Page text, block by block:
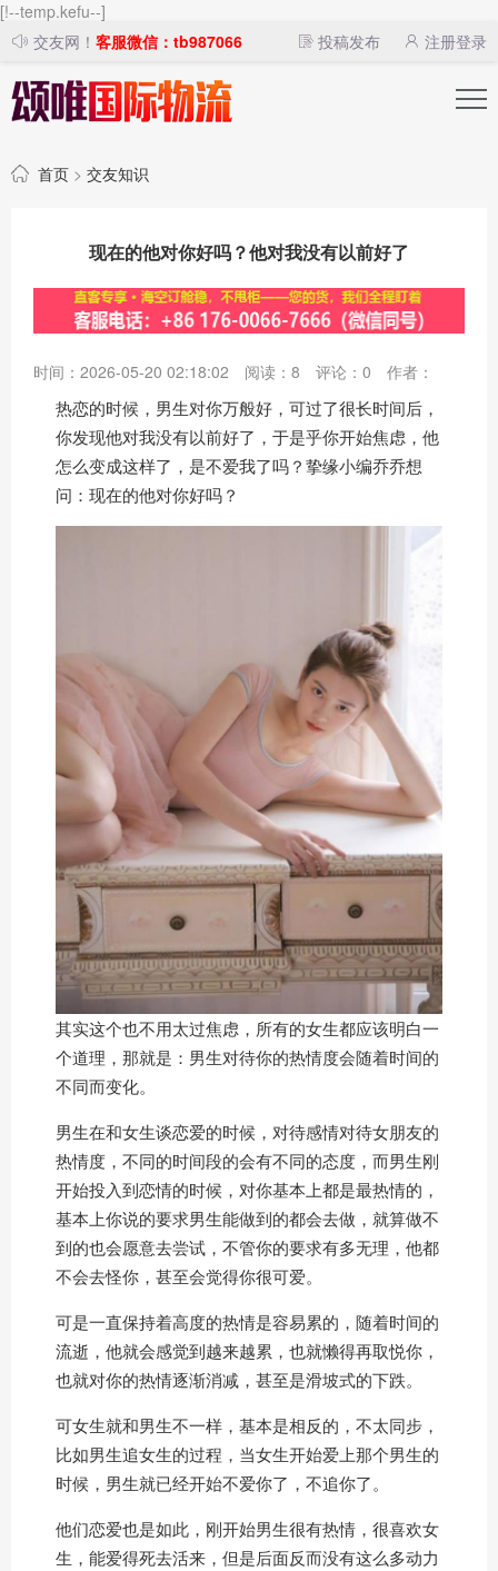
[!--temp.kefu--]
交友网！ 客服微信：tb987066 投稿发布 注册登录
首页 > 交友知识
现在的他对你好吗？他对我没有以前好了
时间：2026-05-20 02:18:02 阅读： 8 评论： 0 作者：
热恋的时候，男生对你万般好，可过了很长时间后，
你发现他对我没有以前好了，于是乎你开始焦虑，他
怎么变成这样了，是不爱我了吗？挚缘小编乔乔想
问：现在的他对你好吗？
其实这个也不用太过焦虑，所有的女生都应该明白一
个道理，那就是：男生对待你的热情度会随着时间的
不同而变化。
男生在和女生谈恋爱的时候，对待感情对待女朋友的
热情度，不同的时间段的会有不同的态度，而男生刚
开始投入到恋情的时候，对你基本上都是最热情的，
基本上你说的要求男生能做到的都会去做，就算做不
到的也会愿意去尝试，不管你的要求有多无理，他都
不会去怪你，甚至会觉得你很可爱。
可是一直保持着高度的热情是容易累的，随着时间的
流逝，他就会感觉到越来越累，也就懒得再取悦你，
也就对你的热情逐渐消减，甚至是滑坡式的下跌。
可女生就和男生不一样，基本是相反的，不太同步，
比如男生追女生的过程，当女生开始爱上那个男生的
时候，男生就已经开始不爱你了，不追你了。
他们恋爱也是如此，刚开始男生很有热情，很喜欢女
生，能爱得死去活来，但是后面反而没有这么多动力